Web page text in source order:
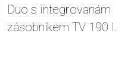
Duo s integrovanám
zásobníkem TV 190 l.